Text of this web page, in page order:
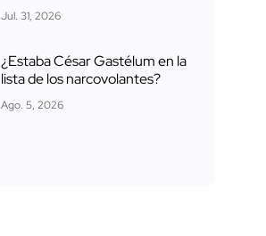
Jul. 31, 2026
¿Estaba César Gastélum en la
lista de los narcovolantes?
Ago. 5, 2026